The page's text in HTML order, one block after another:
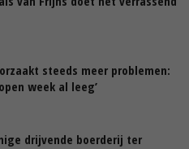
steeds meer problemen:
week al leeg’
drijvende boerderij ter